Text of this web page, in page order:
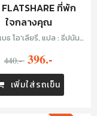
FLATSHARE ที่พัก
ใจกลางคุณ
บธ โอ'เลียรี, แปล : ธีปนันท์
440.- 396.-
เพิ่มใส่รถเข็น